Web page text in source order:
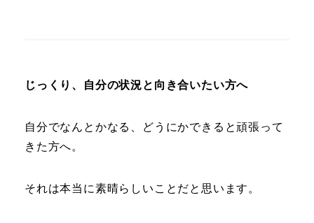
じっくり、自分の状況と向き合いたい方へ
自分でなんとかなる、どうにかできると頑張って
きた方へ。
それは本当に素晴らしいことだと思います。